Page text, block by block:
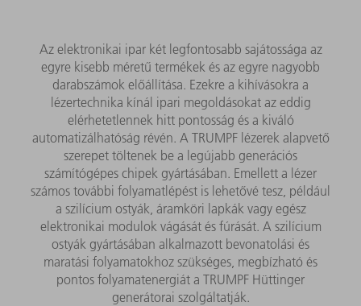
Az elektronikai ipar két legfontosabb sajátossága az
egyre kisebb méretű termékek és az egyre nagyobb
darabszámok előállítása. Ezekre a kihívásokra a
lézertechnika kínál ipari megoldásokat az eddig
elérhetetlennek hitt pontosság és a kiváló
automatizálhatóság révén. A TRUMPF lézerek alapvető
szerepet töltenek be a legújabb generációs
számítógépes chipek gyártásában. Emellett a lézer
számos további folyamatlépést is lehetővé tesz, például
a szilícium ostyák, áramköri lapkák vagy egész
elektronikai modulok vágását és fúrását. A szilícium
ostyák gyártásában alkalmazott bevonatolási és
maratási folyamatokhoz szükséges, megbízható és
pontos folyamatenergiát a TRUMPF Hüttinger
generátorai szolgáltatják.